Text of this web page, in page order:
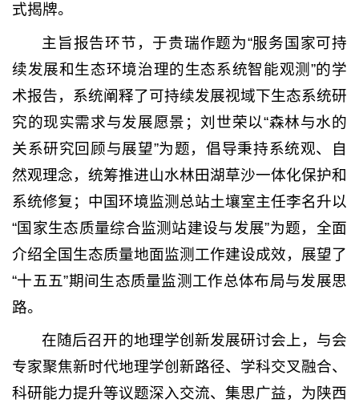
式揭牌。
主旨报告环节，于贵瑞作题为“服务国家可持
续发展和生态环境治理的生态系统智能观测”的学
术报告，系统阐释了可持续发展视域下生态系统研
究的现实需求与发展愿景；刘世荣以“森林与水的
关系研究回顾与展望”为题，倡导秉持系统观、自
然观理念，统筹推进山水林田湖草沙一体化保护和
系统修复；中国环境监测总站土壤室主任李名升以
“国家生态质量综合监测站建设与发展”为题，全面
介绍全国生态质量地面监测工作建设成效，展望了
“十五五”期间生态质量监测工作总体布局与发展思
路。
在随后召开的地理学创新发展研讨会上，与会
专家聚焦新时代地理学创新路径、学科交叉融合、
科研能力提升等议题深入交流、集思广益，为陕西